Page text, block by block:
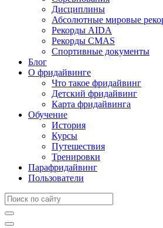
Дисциплины
Абсолютные мировые
Рекорды AIDA
Рекорды CMAS
Спортивные документы
Блог
О фридайвинге
Что такое фридайвинг
Детский фридайвинг
Карта фридайвинга
Обучение
История
Курсы
Путешествия
Тренировки
Парафридайвинг
Пользователи